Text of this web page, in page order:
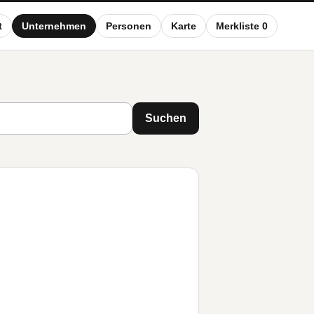
Unternehmen Personen Karte Merkliste 0
Suchen